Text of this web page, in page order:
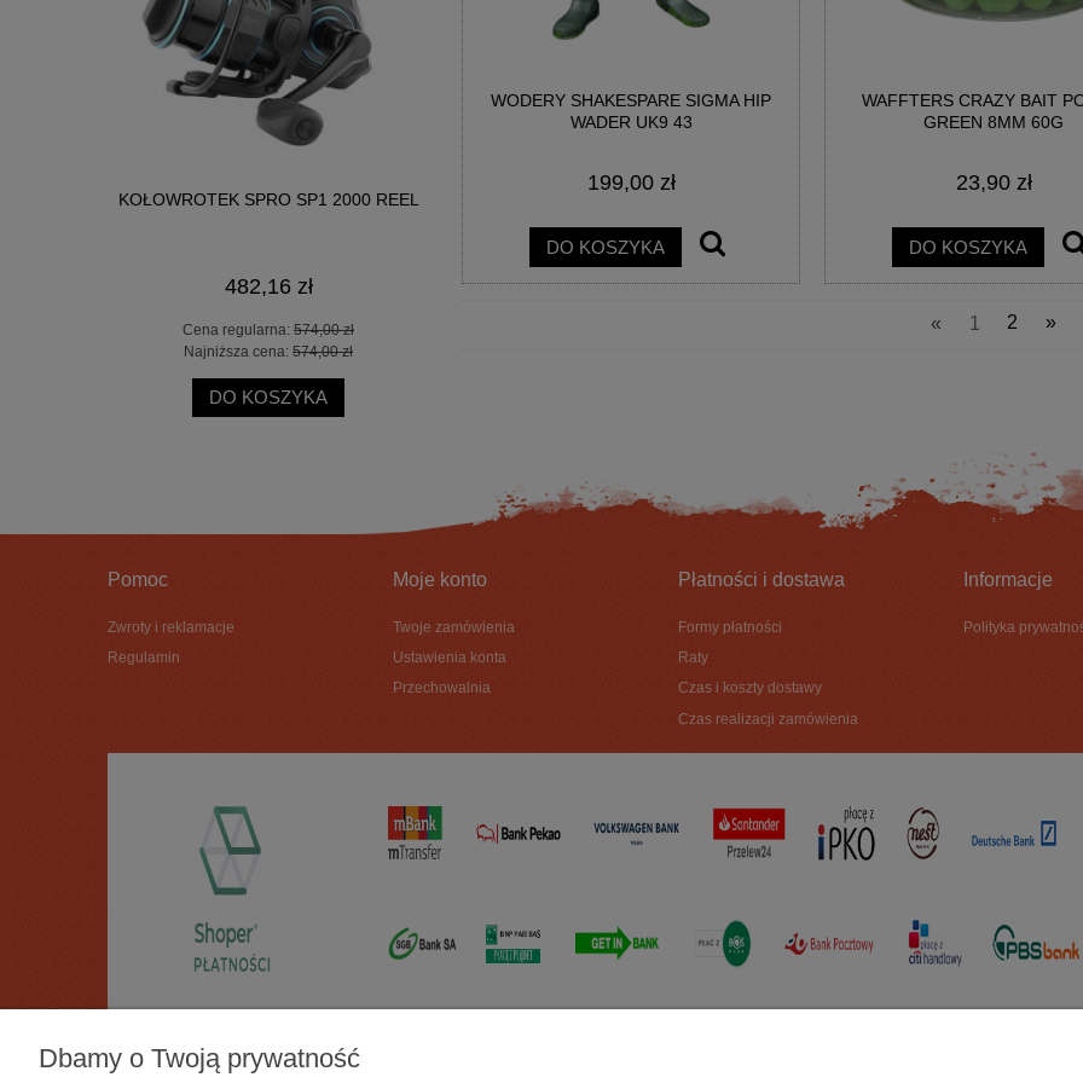
KOŁOWROTEK SPRO SP1 2000 REEL
482,16 zł
Cena regularna: 574,00 zł
Najniższa cena: 574,00 zł
DO KOSZYKA
KOŁOWROTEK SPRO CRX 3000 REEL
307,44 zł
KOŁOWROTEK SPRO CRX 4000
315,00 zł
Cena regularna: 375,00 zł
WODERY SHAKESPARE SIGMA HIP
WADER UK9 43
199,00 zł
DO KOSZYKA
WAFFTERS CRAZY BAIT
GREEN 8MM 60G
23,90 zł
DO KOSZYKA
« 1 2 »
Pomoc
Zwroty i reklamacje
Regulamin
Moje konto
Twoje zamówienia
Ustawienia konta
Przechowalnia
Płatności i dostawa
Formy płatności
Raty
Czas i koszty dostawy
Czas realizacji zamówienia
Informacje
Polityka
Dbamy o Twoją prywatność